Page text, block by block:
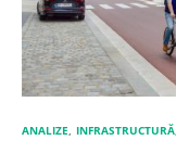
ANALIZE INFRASTRUCTURĂ